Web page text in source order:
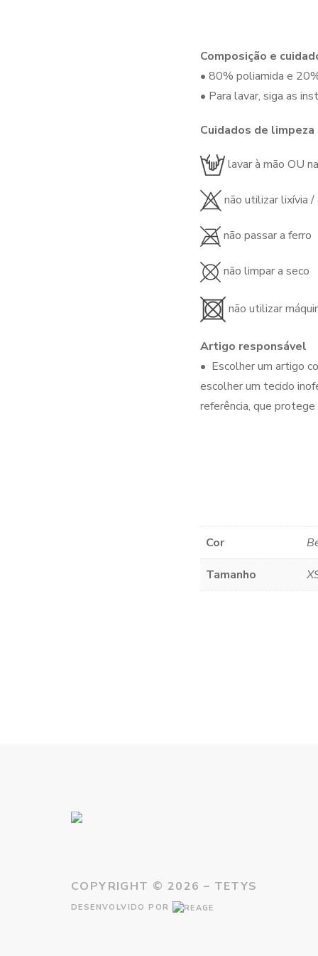
Composição e
• 80% poliamida e
• Para lavar, siga as
Cuidados de limpeza
lavar à mão OU
não utilizar lixívia
não passar a ferro
não limpar a seco
não utilizar
Artigo responsável
• Escolher um artigo
escolher um tecido
referência, que
Cor
Tamanho
COPYRIGHT © 2026 – TETYS
DESENVOLVIDO POR